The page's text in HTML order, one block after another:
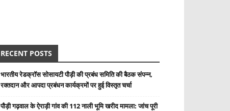
RECENT POSTS
भारतीय रेडक्रॉस सोसायटी पौड़ी की प्रबंध समिति की बैठक संपन्न,
रक्तदान और आपदा प्रबंधन कार्यक्रमों पर हुई विस्तृत चर्चा
पौड़ी गढ़वाल के ऐराड़ी गांव की 112 नाली भूमि खरीद मामला: जांच पूरी